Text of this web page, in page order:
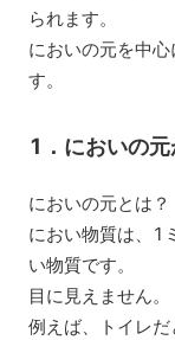
られます。
においの元を中
す。
1．においの
においの元とは？
におい物質は、1
い物質です。
目に見えません。
例えば、トイレ